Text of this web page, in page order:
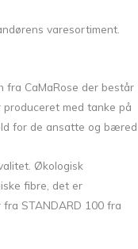
varesortiment.
fra CaMaRose der består
med tanke på
for de ansatte og bæred
Økologisk
fibre, det er
STANDARD 100 fra